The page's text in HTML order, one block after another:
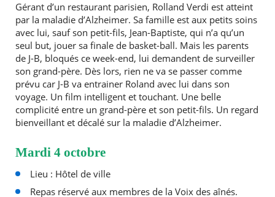
Gérant d’un restaurant parisien, Rolland Verdi est atteint
par la maladie d’Alzheimer. Sa famille est aux petits soins
avec lui, sauf son petit-fils, Jean-Baptiste, qui n’a qu’un
seul but, jouer sa finale de basket-ball. Mais les parents
de J-B, bloqués ce week-end, lui demandent de surveiller
son grand-père. Dès lors, rien ne va se passer comme
prévu car J-B va entrainer Roland avec lui dans son
voyage. Un film intelligent et touchant. Une belle
complicité entre un grand-père et son petit-fils. Un regard
bienveillant et décalé sur la maladie d’Alzheimer.
Mardi 4 octobre
Lieu : Hôtel de ville
Repas réservé aux membres de la Voix des aînés.